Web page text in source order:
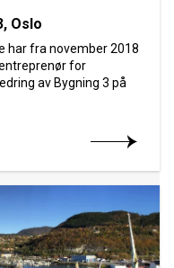
Oslo
har fra november 2018
for
av Bygning 3 på